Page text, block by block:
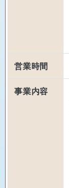
営業時間
事業内容